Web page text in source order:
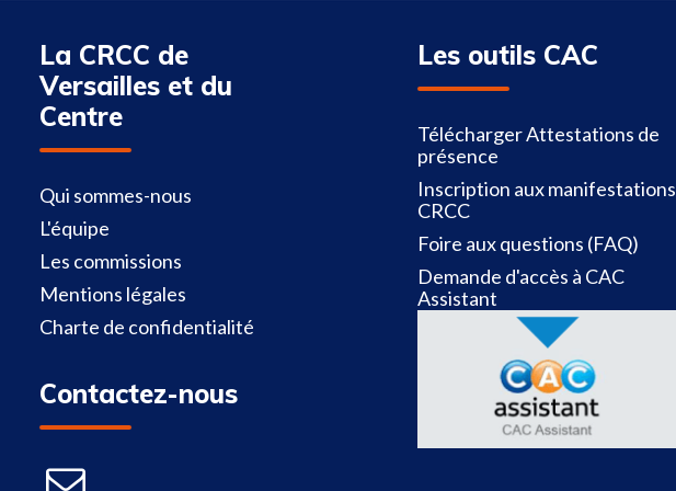
La CRCC de
Versailles et du
Centre
Qui sommes-nous
L'équipe
Les commissions
Mentions légales
Charte de confidentialité
Contactez-nous
Les outils CAC
Télécharger Attestations de
présence
Inscription aux manifestations
CRCC
Foire aux questions (FAQ)
Demande d'accès à CAC
Assistant